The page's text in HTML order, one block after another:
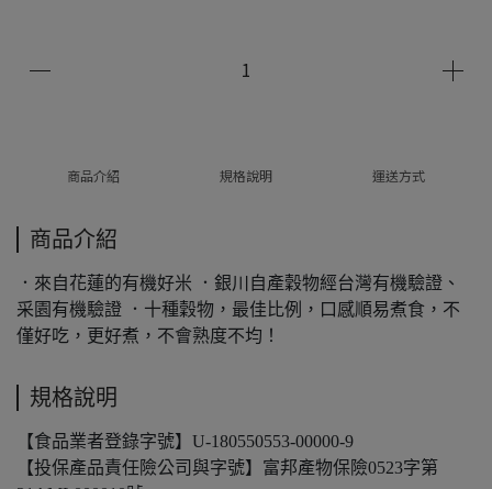
商品介紹 規格說明 運送方式
商品介紹
．來自花蓮的有機好米 ．銀川自產穀物經台灣有機驗證、
采園有機驗證 ．十種穀物，最佳比例，口感順易煮食，不
僅好吃，更好煮，不會熟度不均！
規格說明
【食品業者登錄字號】U-180550553-00000-9
【投保產品責任險公司與字號】富邦產物保險0523字第